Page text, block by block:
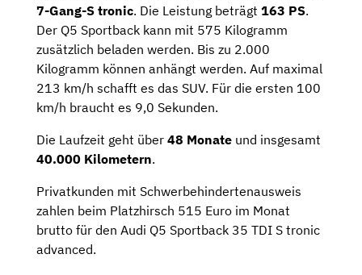
7-Gang-S tronic. Die Leistung beträgt 163 PS.
Der Q5 Sportback kann mit 575 Kilogramm
zusätzlich beladen werden. Bis zu 2.000
Kilogramm können anhängt werden. Auf maximal
213 km/h schafft es das SUV. Für die ersten 100
km/h braucht es 9,0 Sekunden.
Die Laufzeit geht über 48 Monate und insgesamt
40.000 Kilometern.
Privatkunden mit Schwerbehindertenausweis
zahlen beim Platzhirsch 515 Euro im Monat
brutto für den Audi Q5 Sportback 35 TDI S tronic
advanced.